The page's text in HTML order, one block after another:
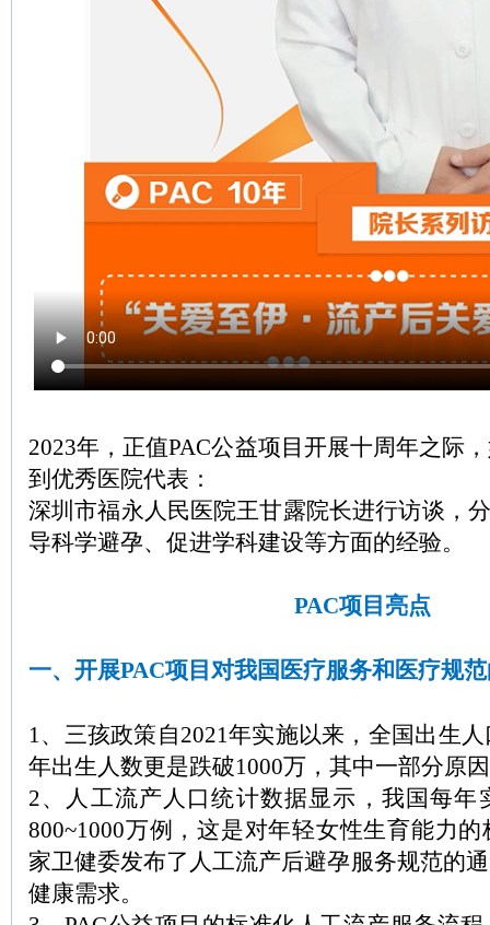
2023年，正值PAC公益项目开展十周年之际
到优秀医院代表：
深圳市福永人民医院王甘露院长进行访谈，
导科学避孕、促进学科建设等方面的经验。
PAC项目亮点
一、开展PAC项目对我国医疗服务和医疗规
1、三孩政策自2021年实施以来，全国出生
年出生人数更是跌破1000万，其中一部分原
2、人工流产人口统计数据显示，我国每年
800~1000万例，这是对年轻女性生育能力
家卫健委发布了人工流产后避孕服务规范的
健康需求。